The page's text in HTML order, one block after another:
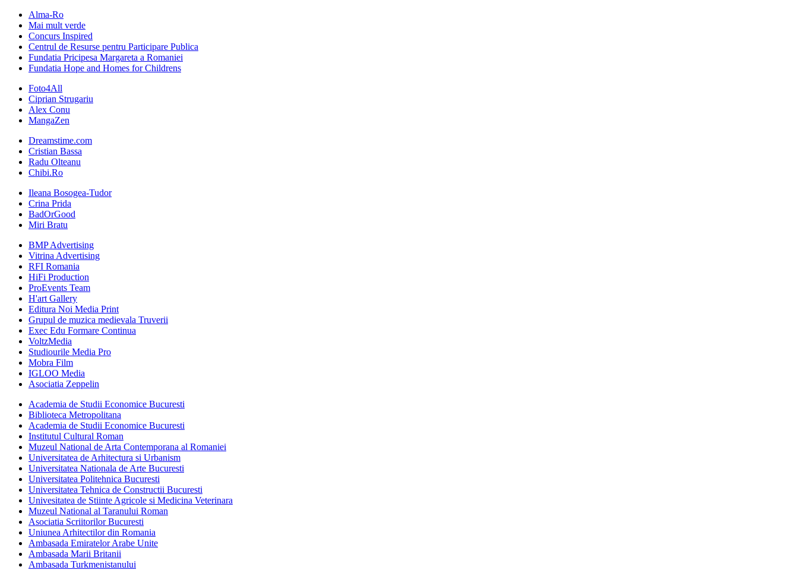
Alma-Ro
Mai mult verde
Concurs Inspired
Centrul de Resurse pentru Participare Publica
Fundatia Pricipesa Margareta a Romaniei
Fundatia Hope and Homes for Childrens
Foto4All
Ciprian Strugariu
Alex Conu
MangaZen
Dreamstime.com
Cristian Bassa
Radu Olteanu
Chibi.Ro
Ileana Bosogea-Tudor
Crina Prida
BadOrGood
Miri Bratu
BMP Advertising
Vitrina Advertising
RFI Romania
HiFi Production
ProEvents Team
H'art Gallery
Editura Noi Media Print
Grupul de muzica medievala Truverii
Exec Edu Formare Continua
VoltzMedia
Studiourile Media Pro
Mobra Film
IGLOO Media
Asociatia Zeppelin
Academia de Studii Economice Bucuresti
Biblioteca Metropolitana
Academia de Studii Economice Bucuresti
Institutul Cultural Roman
Muzeul National de Arta Contemporana al Romaniei
Universitatea de Arhitectura si Urbanism
Universitatea Nationala de Arte Bucuresti
Universitatea Politehnica Bucuresti
Universitatea Tehnica de Constructii Bucuresti
Univesitatea de Stiinte Agricole si Medicina Veterinara
Muzeul National al Taranului Roman
Asociatia Scriitorilor Bucuresti
Uniunea Arhitectilor din Romania
Ambasada Emiratelor Arabe Unite
Ambasada Marii Britanii
Ambasada Turkmenistanului